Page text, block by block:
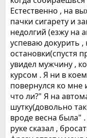
Естественно , на
пачки сигарету и
недолгий (езжу на
успеваю докурить ,
остановки(спустя
увидел мужчину ,
курсом . Я ни в
повернулся ко мне
что ли?" Я на
шутку(довольно
вроде весна была"
руке сказал ,